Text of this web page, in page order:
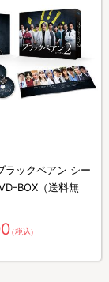
ラックペアン シー
BOX（送料無
（税込）